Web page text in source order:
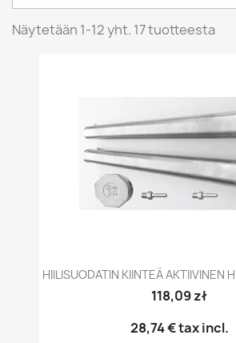
Näytetään 1-12 yht. 17 tuotteesta
HIILISUODATIN KIINTEÄ AKTIIVINEN
118,09 zł
28,74 €tax incl.